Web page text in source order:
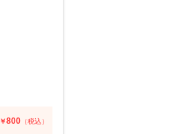
￥800 （税込）